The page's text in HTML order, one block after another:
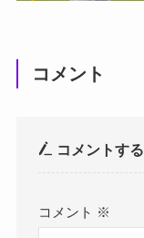
コメント
コメントする
コメント ※